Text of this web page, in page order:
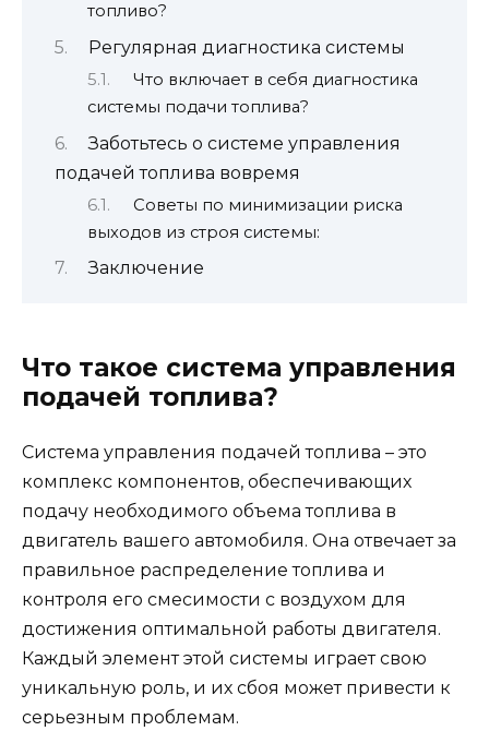
топливо?
Регулярная диагностика системы
Что включает в себя диагностика
системы подачи топлива?
Заботьтесь о системе управления
подачей топлива вовремя
Советы по минимизации риска
выходов из строя системы:
Заключение
Что такое система управления
подачей топлива?
Система управления подачей топлива – это
комплекс компонентов, обеспечивающих
подачу необходимого объема топлива в
двигатель вашего автомобиля. Она отвечает за
правильное распределение топлива и
контроля его смесимости с воздухом для
достижения оптимальной работы двигателя.
Каждый элемент этой системы играет свою
уникальную роль, и их сбоя может привести к
серьезным проблемам.